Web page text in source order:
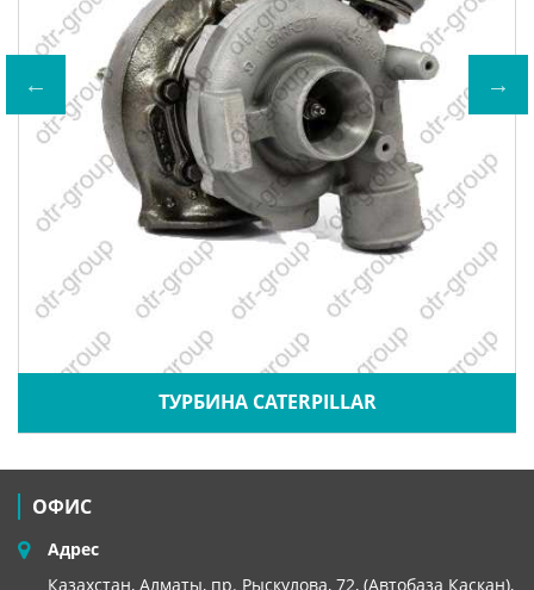
ТУРБИНА CATERPILLAR
ОФИС
Адрес
Казахстан, Алматы, пр. Рыскулова, 72, (Автобаза Каскан),